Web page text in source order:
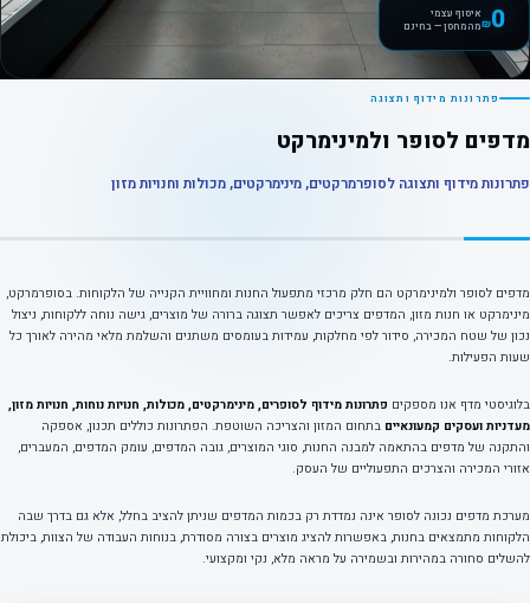
0
₪
איסוף עצמי
מהמחסן — בחינם
פתרונות מידוף ותצוגה
מדפים לסופר ולמינימרקט
פתרונות מידוף ותצוגה לסופרמרקטים, מינימרקטים, מכולות וחנויות מזון
מדפים לסופר ולמינימרקט הם חלק מרכזי מתפעול החנות ומחוויית הקנייה של הלקוחות. בסופרמרקט,
מינימרקט או חנות מזון, המדפים צריכים לאפשר תצוגה ברורה של מוצרים, גישה נוחה ללקוחות, ניצול
נכון של שטח המכירה, סידור לפי מחלקות, עמידות בעומסים משתנים והשלמת מלאי מהירה לאורך כל
שעות הפעילות.
בלוגיסטי מדף אנו מספקים פתרונות מידוף לסופרים, מינימרקטים, מכולות, חנויות נוחות, חנויות מזון,
מעדניות ועסקים קמעונאיים בתחום המזון והצריכה השוטפת. הפתרונות כוללים תכנון, אספקה
והתקנה של מדפים בהתאמה למבנה החנות, סוגי המוצרים, גובה המדפים, עומק המדפים, המעברים,
אזורי המכירה והצרכים התפעוליים של העסק.
מערכת מדפים נכונה לסופר אינה נמדדת רק בכמות המדפים שניתן להציב בחלל, אלא גם בדרך שבה
הלקוחות מתמצאים בחנות, באפשרות להציג מוצרים בצורה מסודרת, בנוחות העבודה של הצוות, ביכולת
להשלים סחורה במהירות ובשמירה על מראה מלא, נקי ומקצועי.